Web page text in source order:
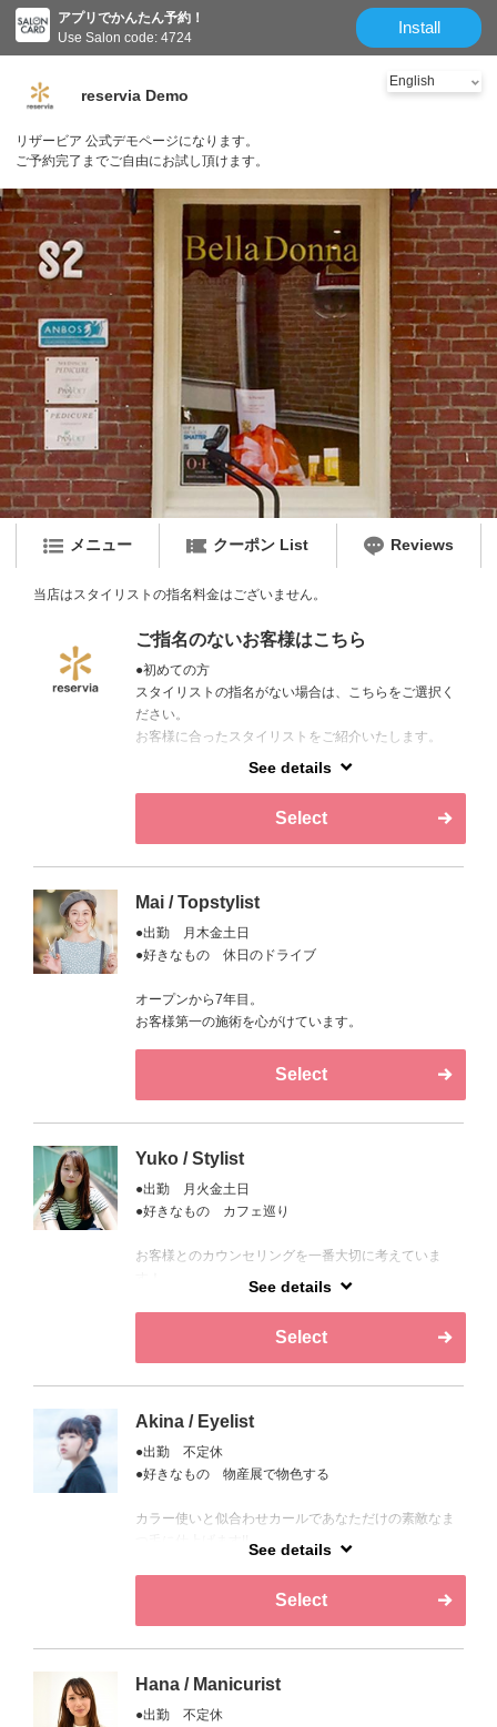
アプリでかんたん予約！
Use Salon code: 4724
Install
reservia Demo
リザービア 公式デモページになります。
ご予約完了までご自由にお試し頂けます。
メニュー クーポン List Reviews
当店はスタイリストの指名料金はございません。
ご指名のないお客様はこちら
●初めての方
スタイリストの指名がない場合は、こちらをご選択く
ださい。
お客様に合ったスタイリストをご紹介いたします。
See details
Select
Mai / Topstylist
●出勤 月木金土日
●好きなもの 休日のドライブ
オープンから7年目。
お客様第一の施術を心がけています。
Select
Yuko / Stylist
●出勤 月火金土日
●好きなもの カフェ巡り
お客様とのカウンセリングを一番大切に考えていま
See details
Select
Akina / Eyelist
●出勤 不定休
●好きなもの 物産展で物色する
カラー使いと似合わせカールであなただけの素敵なま
See details
Select
Hana / Manicurist
●出勤 不定休